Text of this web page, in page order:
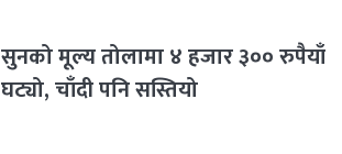
सुनको मूल्य तोलामा ४ हजार ३०० रुपैयाँ
घट्यो, चाँदी पनि सस्तियो